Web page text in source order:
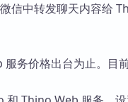
信中转发聊天内容给
务价格出台为止。目